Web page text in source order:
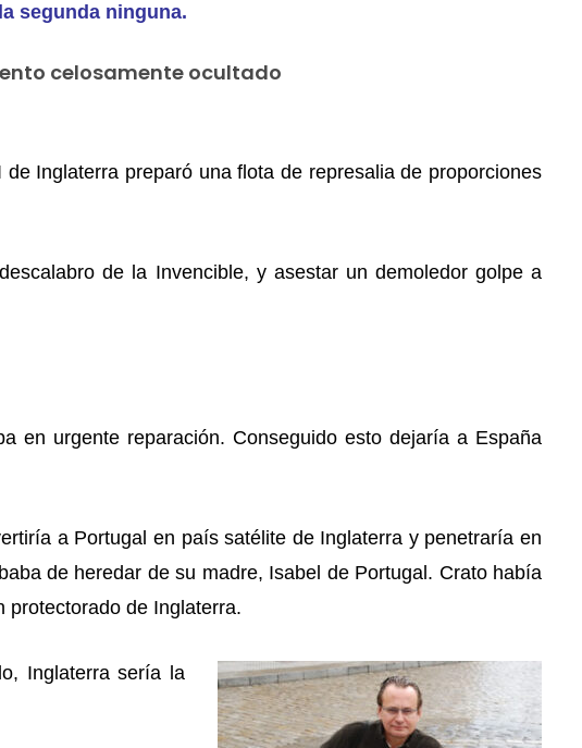
segunda ninguna.
celosamente ocultado
Inglaterra preparó una flota de represalia de proporciones
de la Invencible, y asestar un demoledor golpe a
en urgente reparación. Conseguido esto dejaría a España
a Portugal en país satélite de Inglaterra y penetraría en
de heredar de su madre, Isabel de Portugal. Crato había
protectorado de Inglaterra.
Inglaterra sería la